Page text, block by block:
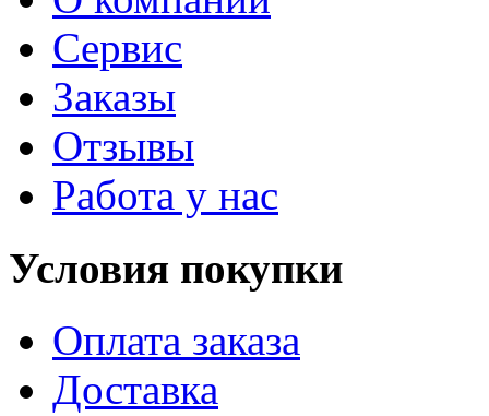
Сервис
Заказы
Отзывы
Работа у нас
Условия покупки
Оплата заказа
Доставка